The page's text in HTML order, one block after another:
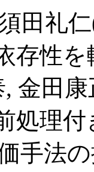
田礼
存性
金田
処理
手法